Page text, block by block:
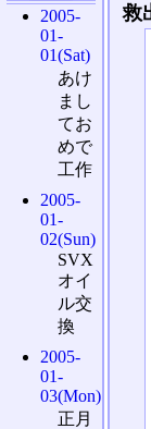
救
2005-
01-
01(Sat)
あけ
まし
てお
めで
工作
2005-
01-
02(Sun)
SVX
オイ
ル交
換
2005-
01-
03(Mon)
正月